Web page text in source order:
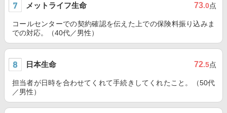
メットライフ生命 73.0点
コールセンターでの契約確認を伝えた上での保険料振り込みま
での対応。（40代／男性）
日本生命 72.5点
担当者が日時を合わせてくれて手続きしてくれたこと。（50代
／男性）